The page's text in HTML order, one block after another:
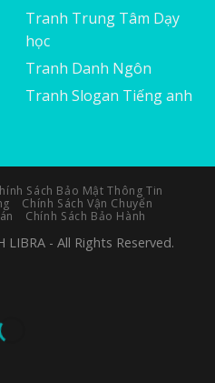
Tranh Trung Tâm Dạy
học
Tranh Danh Ngôn
Tranh Slogan Tiếng anh
Sách Bảo Mật Thông Tin
Chính Sách Vận Chuyển
Chính Sách Bảo Hành
- All Rights Reserved.